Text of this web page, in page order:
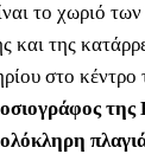
το χωριό των
και της
στο